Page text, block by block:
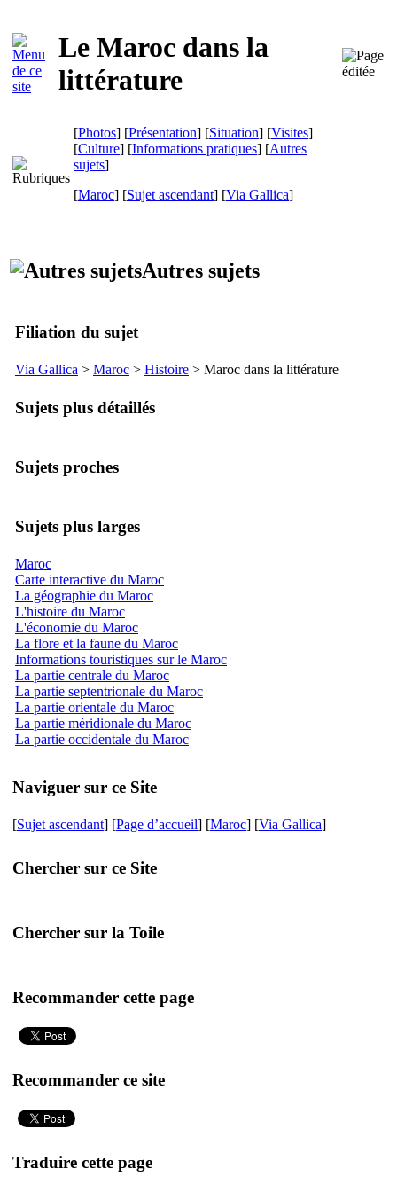
Le Maroc dans la
littérature
[Photos] [Présentation] [Situation] [Visites]
[Culture] [Informations pratiques] [Autres
sujets]
[Maroc] [Sujet ascendant] [Via Gallica]
Autres sujets
Filiation du sujet
Via Gallica > Maroc > Histoire > Maroc dans la littérature
Sujets plus détaillés
Sujets proches
Sujets plus larges
Maroc
Carte interactive du Maroc
La géographie du Maroc
L'histoire du Maroc
L'économie du Maroc
La flore et la faune du Maroc
Informations touristiques sur le Maroc
La partie centrale du Maroc
La partie septentrionale du Maroc
La partie orientale du Maroc
La partie méridionale du Maroc
La partie occidentale du Maroc
Naviguer sur ce Site
[Sujet ascendant] [Page d’accueil] [Maroc] [Via Gallica]
Chercher sur ce Site
Chercher sur la Toile
Recommander cette page
Recommander ce site
Traduire cette page